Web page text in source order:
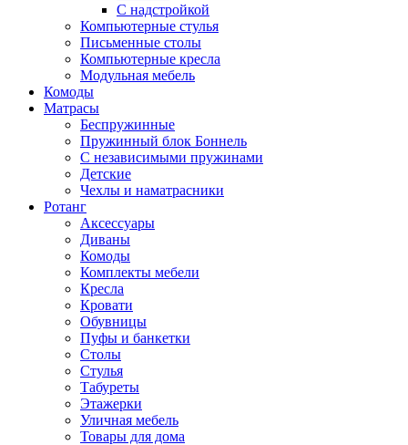
С надстройкой
Компьютерные стулья
Письменные столы
Компьютерные кресла
Модульная мебель
Комоды
Матрасы
Беспружинные
Пружинный блок Боннель
С независимыми пружинами
Детские
Чехлы и наматрасники
Ротанг
Аксессуары
Диваны
Комоды
Комплекты мебели
Кресла
Кровати
Обувницы
Пуфы и банкетки
Столы
Стулья
Табуреты
Этажерки
Уличная мебель
Товары для дома